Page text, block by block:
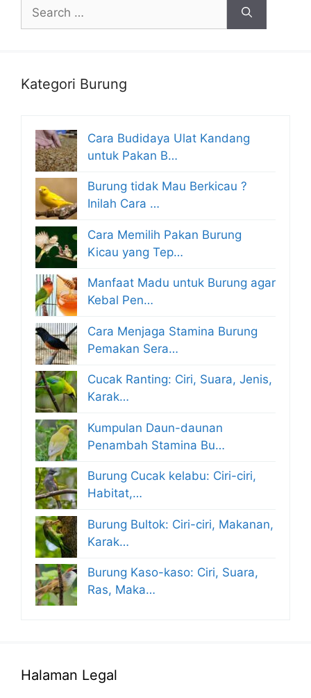
for:
Kategori Burung
Cara Budidaya Ulat Kandang
untuk Pakan B…
Burung tidak Mau Berkicau ?
Inilah Cara …
Cara Memilih Pakan Burung
Kicau yang Tep…
Manfaat Madu untuk Burung agar
Kebal Pen…
Cara Menjaga Stamina Burung
Pemakan Sera…
Cucak Ranting: Ciri, Suara, Jenis,
Karak…
Kumpulan Daun-daunan
Penambah Stamina Bu…
Burung Cucak kelabu: Ciri-ciri,
Habitat,…
Burung Bultok: Ciri-ciri, Makanan,
Karak…
Burung Kaso-kaso: Ciri, Suara,
Ras, Maka…
Halaman Legal